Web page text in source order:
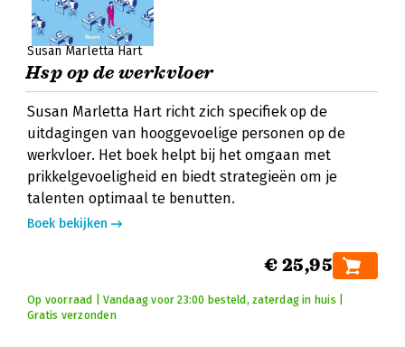
Susan Marletta Hart
Hsp op de werkvloer
Susan Marletta Hart richt zich specifiek op de
uitdagingen van hooggevoelige personen op de
werkvloer. Het boek helpt bij het omgaan met
prikkelgevoeligheid en biedt strategieën om je
talenten optimaal te benutten.
Boek bekijken
€ 25,95
Op voorraad | Vandaag voor 23:00 besteld, zaterdag in huis |
Gratis verzonden